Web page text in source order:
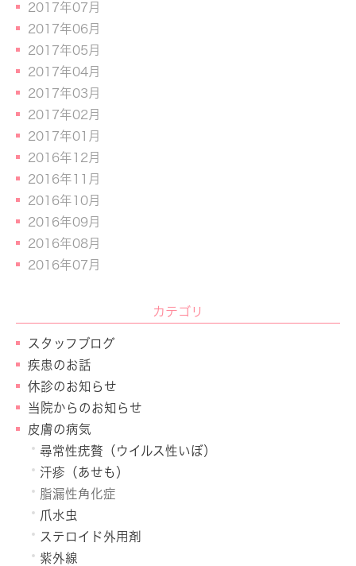
2017年07月
2017年06月
2017年05月
2017年04月
2017年03月
2017年02月
2017年01月
2016年12月
2016年11月
2016年10月
2016年09月
2016年08月
2016年07月
カテゴリ
スタッフブログ
疾患のお話
休診のお知らせ
当院からのお知らせ
皮膚の病気
尋常性疣贅（ウイルス性いぼ）
汗疹（あせも）
脂漏性角化症
爪水虫
ステロイド外用剤
紫外線